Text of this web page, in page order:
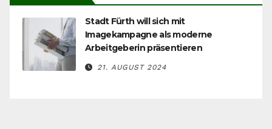
Stadt Fürth will sich mit
Imagekampagne als moderne
Arbeitgeberin präsentieren
21. AUGUST 2024